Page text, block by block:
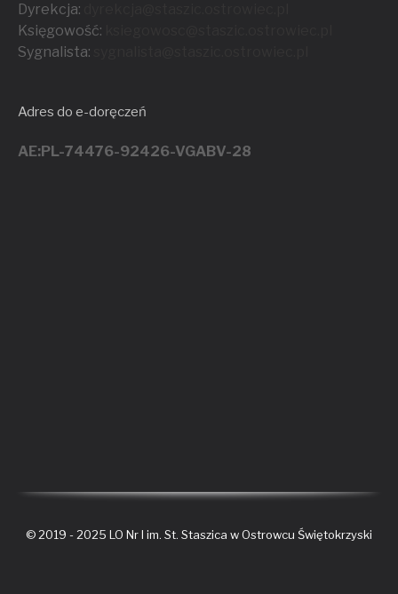
Dyrekcja:
Księgowość:
Sygnalista:
Adres do e-doręczeń
AE:PL-74476-92426-VGABV-28
© 2019 - 2025 LO Nr I im. St. Staszica w Ostrowcu Świętokrzyski